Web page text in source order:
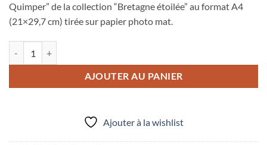
Quimper” de la collection “Bretagne étoilée” au format A4
(21×29,7 cm) tirée sur papier photo mat.
AJOUTER AU PANIER
Ajouter à la wishlist